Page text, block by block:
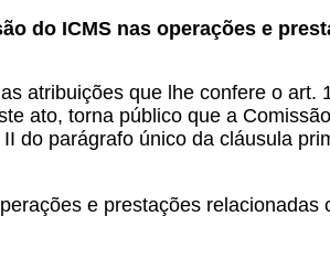
do ICMS nas operações e
atribuições que lhe confere o art.
ato, torna público que a
do parágrafo único da cláusula
e prestações relacionadas